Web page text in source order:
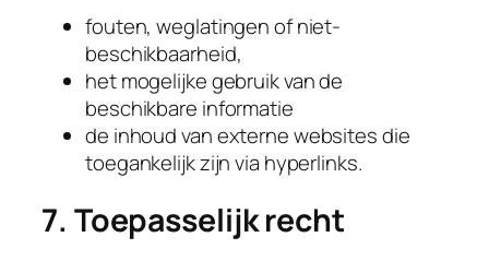
fouten, weglatingen of niet-
beschikbaarheid,
het mogelijke gebruik van de
beschikbare informatie
de inhoud van externe websites die
toegankelijk zijn via hyperlinks.
7. Toepasselijk recht